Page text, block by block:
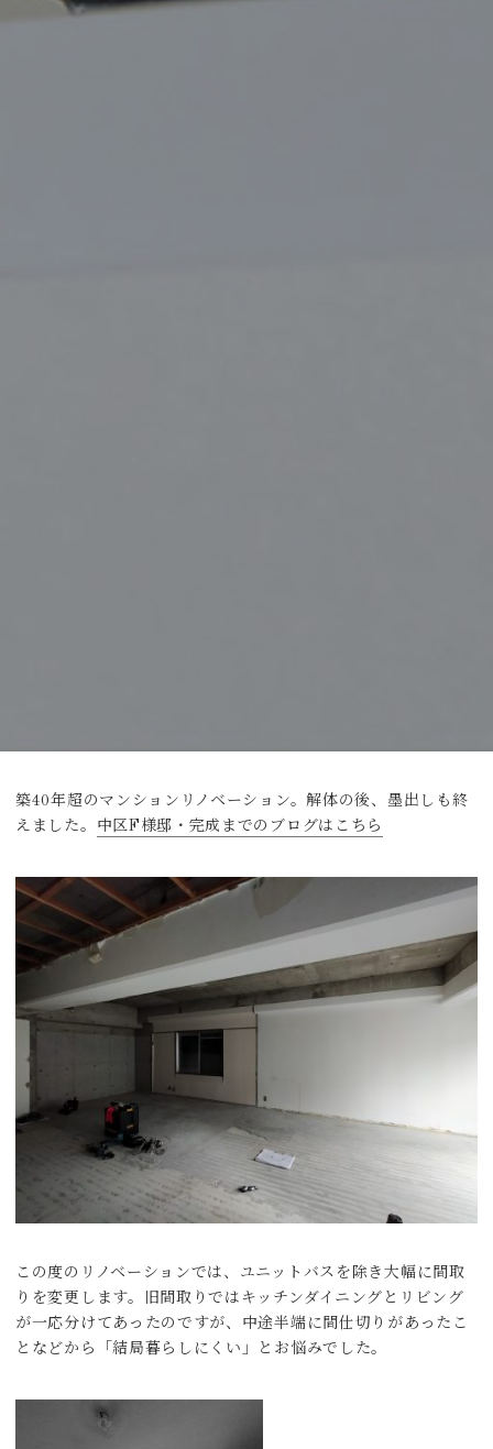
築40年超のマンションリノベーション。解体の後、墨出しも終
えました。
中区F様邸・完成までのブログはこちら
この度のリノベーションでは、ユニットバスを除き大幅に間取
りを変更します。旧間取りではキッチンダイニングとリビング
が一応分けてあったのですが、中途半端に間仕切りがあったこ
となどから「結局暮らしにくい」とお悩みでした。